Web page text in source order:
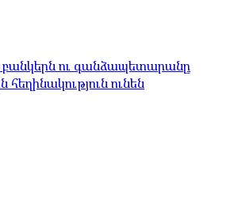
ու գանձապետարանը
ունեն